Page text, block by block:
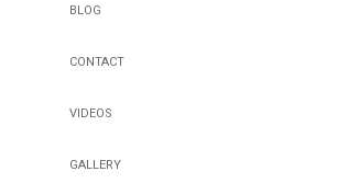
BLOG
CONTACT
VIDEOS
GALLERY